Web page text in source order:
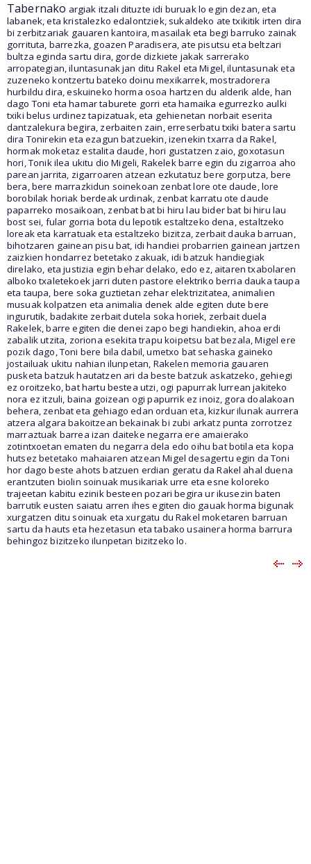
Tabernako argiak itzali dituzte idi buruak lo egin dezan, eta
labanek, eta kristalezko edalontziek, sukaldeko ate txikitik irten dira
bi zerbitzariak gauaren kantoira, masailak eta begi barruko zainak
gorrituta, barrezka, goazen Paradisera, ate pisutsu eta beltzari
bultza eginda sartu dira, gorde dizkiete jakak sarrerako
arropategian, iluntasunak jan ditu Rakel eta Migel, iluntasunak eta
zuzeneko kontzertu bateko doinu mexikarrek, mostradorera
hurbildu dira, eskuineko horma osoa hartzen du alderik alde, han
dago Toni eta hamar taburete gorri eta hamaika egurrezko aulki
txiki belus urdinez tapizatuak, eta gehienetan norbait eserita
dantzalekura begira, zerbaiten zain, erreserbatu txiki batera sartu
dira Tonirekin eta ezagun batzuekin, izenekin txarra da Rakel,
hormak moketaz estalita daude, hori gustatzen zaio, goxotasun
hori, Tonik ilea ukitu dio Migeli, Rakelek barre egin du zigarroa aho
parean jarrita, zigarroaren atzean ezkutatuz bere gorputza, bere
bera, bere marrazkidun soinekoan zenbat lore ote daude, lore
borobilak horiak berdeak urdinak, zenbat karratu ote daude
paparreko mosaikoan, zenbat bat bi hiru lau bider bat bi hiru lau
bost sei, fular gorria bota du lepotik estaltzeko dena, estaltzeko
loreak eta karratuak eta estaltzeko bizitza, zerbait dauka barruan,
bihotzaren gainean pisu bat, idi handiei probarrien gainean jartzen
zaizkien hondarrez betetako zakuak, idi batzuk handiegiak
direlako, eta justizia egin behar delako, edo ez, aitaren txabolaren
alboko txaletekoek jarri duten pastore elektriko berria dauka taupa
eta taupa, bere soka guztietan zehar elektrizitatea, animalien
musuak kolpatzen eta animalia denek alde egiten dute bere
ingurutik, badakite zerbait dutela soka horiek, zerbait duela
Rakelek, barre egiten die denei zapo begi handiekin, ahoa erdi
zabalik utzita, zoriona esekita trapu koipetsu bat bezala, Migel ere
pozik dago, Toni bere bila dabil, umetxo bat sehaska gaineko
jostailuak ukitu nahian ilunpetan, Rakelen memoria gauaren
pusketa batzuk hautatzen ari da beste batzuk askatzeko, gehiegi
ez oroitzeko, bat hartu bestea utzi, ogi papurrak lurrean jakiteko
nora ez itzuli, baina goizean ogi papurrik ez inoiz, gora doalakoan
behera, zenbat eta gehiago edan orduan eta, kizkur ilunak aurrera
atzera algara bakoitzean bekainak bi zubi arkatz punta zorrotzez
marraztuak barrea izan daiteke negarra ere amaierako
zotintxoetan ematen du negarra dela edo oihu bat botila eta kopa
hutsez betetako mahaiaren atzean Migel desagertu egin da Toni
hor dago beste ahots batzuen erdian geratu da Rakel ahal duena
erantzuten biolin soinuak musikariak urre eta esne koloreko
trajeetan kabitu ezinik besteen pozari begira ur ikusezin baten
barrutik eusten saiatu arren ihes egiten dio gauak horma bigunak
xurgatzen ditu soinuak eta xurgatu du Rakel moketaren barruan
sartu da hauts eta hezetasun eta tabako usainera horma barrura
behingoz bizitzeko ilunpetan bizitzeko lo.